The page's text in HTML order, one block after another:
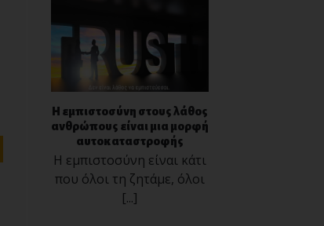
Η εμπιστοσύνη στους λάθος
ανθρώπους είναι μια μορφή
αυτοκαταστροφής
Η εμπιστοσύνη είναι κάτι
που όλοι τη ζητάμε, όλοι
[...]